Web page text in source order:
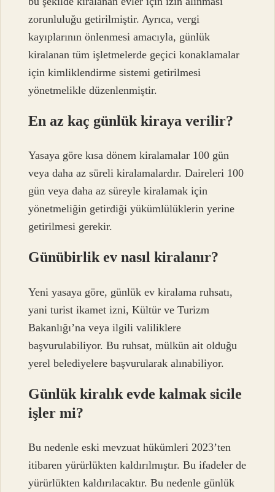
zorunluluğu getirilmiştir. Ayrıca, vergi
kayıplarının önlenmesi amacıyla, günlük
kiralanan tüm işletmelerde geçici konaklamalar
için kimliklendirme sistemi getirilmesi
yönetmelikle düzenlenmiştir.
En az kaç günlük kiraya verilir?
Yasaya göre kısa dönem kiralamalar 100 gün
veya daha az süreli kiralamalardır. Daireleri 100
gün veya daha az süreyle kiralamak için
yönetmeliğin getirdiği yükümlülüklerin yerine
getirilmesi gerekir.
Günübirlik ev nasıl kiralanır?
Yeni yasaya göre, günlük ev kiralama ruhsatı,
yani turist ikamet izni, Kültür ve Turizm
Bakanlığı’na veya ilgili valiliklere
başvurulabiliyor. Bu ruhsat, mülkün ait olduğu
yerel belediyelere başvurularak alınabiliyor.
Günlük kiralık evde kalmak sicile
işler mi?
Bu nedenle eski mevzuat hükümleri 2023’ten
itibaren yürürlükten kaldırılmıştır. Bu ifadeler de
yürürlükten kaldırılacaktır. Bu nedenle günlük